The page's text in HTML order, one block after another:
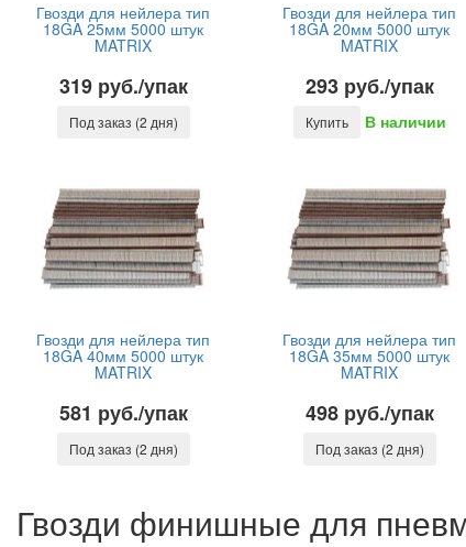
Гвозди для нейлера тип
18GA 25мм 5000 штук
MATRIX
319 руб./упак
Под заказ (2 дня)
Гвозди для нейлера тип
18GA 20мм 5000 штук
MATRIX
293 руб./упак
Купить В наличии
Гвозди для нейлера тип
18GA 40мм 5000 штук
MATRIX
581 руб./упак
Под заказ (2 дня)
Гвозди для нейлера тип
18GA 35мм 5000 штук
MATRIX
498 руб./упак
Под заказ (2 дня)
Гвозди финишные для